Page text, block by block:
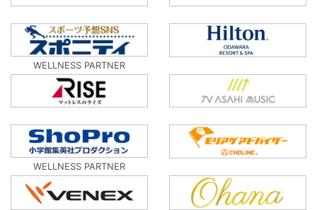
WELLNESS PARTNER
WELLNESS PARTNER